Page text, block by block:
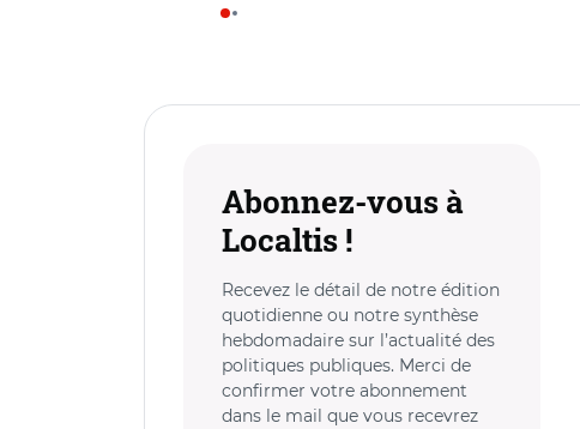
Abonnez-vous à
Localtis !
Recevez le détail de notre édition
quotidienne ou notre synthèse
hebdomadaire sur l’actualité des
politiques publiques. Merci de
confirmer votre abonnement
dans le mail que vous recevrez